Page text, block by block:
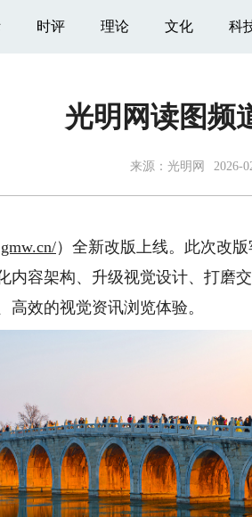
时评 理论 文化 科
光明网读图频
来源： 光明网 2026-
）全新改版上线。此次改
内容架构、升级视觉设计、打磨
效的视觉资讯浏览体验。